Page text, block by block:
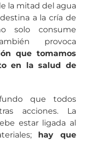
la mitad del agua
a la cría de
solo consume
provoca
que tomamos
en la salud de
que todos
acciones. La
estar ligada al
hay que